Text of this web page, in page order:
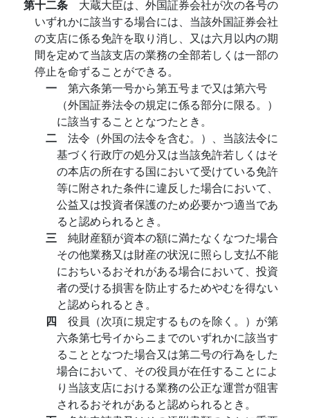
第十二条 大蔵大臣は、外国証券会社が次の各号の
いずれかに該当する場合には、当該外国証券会社
の支店に係る免許を取り消し、又は六月以内の期
間を定めて当該支店の業務の全部若しくは一部の
停止を命ずることができる。
一 第六条第一号から第五号まで又は第六号
（外国証券法令の規定に係る部分に限る。）
に該当することとなつたとき。
二 法令（外国の法令を含む。）、当該法令に
基づく行政庁の処分又は当該免許若しくはそ
の本店の所在する国において受けている免許
等に附された条件に違反した場合において、
公益又は投資者保護のため必要かつ適当であ
ると認められるとき。
三 純財産額が資本の額に満たなくなつた場合
その他業務又は財産の状況に照らし支払不能
におちいるおそれがある場合において、投資
者の受ける損害を防止するためやむを得ない
と認められるとき。
四 役員（次項に規定するものを除く。）が第
六条第七号イからニまでのいずれかに該当す
ることとなつた場合又は第二号の行為をした
場合において、その役員が在任することによ
り当該支店における業務の公正な運営が阻害
されるおそれがあると認められるとき。